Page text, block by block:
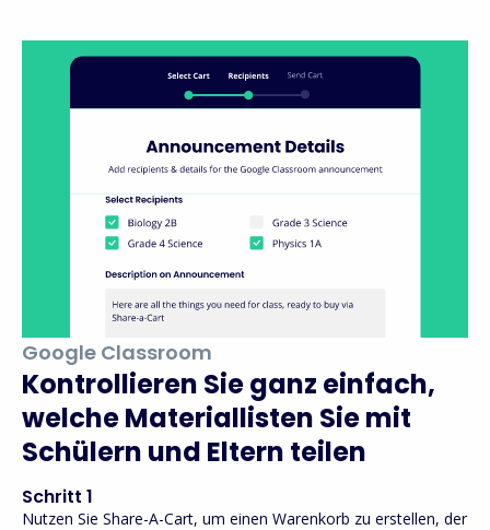
Google Classroom
Kontrollieren Sie ganz einfach,
welche Materiallisten Sie mit
Schülern und Eltern teilen
Schritt 1
Nutzen Sie Share-A-Cart, um einen Warenkorb zu erstellen, der